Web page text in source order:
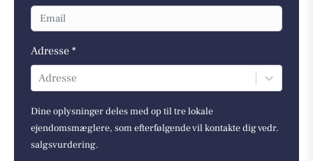
Adresse *
Adresse
Dine oplysninger deles med op til tre lokale
ejendomsmæglere, som efterfølgende vil kontakte dig vedr.
salgsvurdering.